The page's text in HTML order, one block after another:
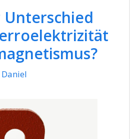
Unterschied
Daniel